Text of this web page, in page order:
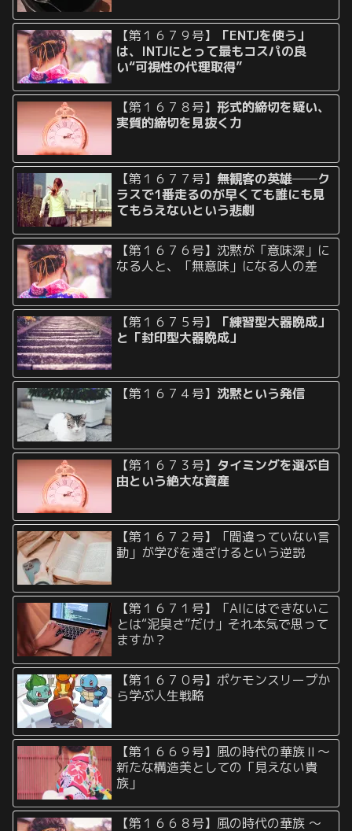
【第１６７９号】
「ENTJを使う」
は、INTJにとって最もコスパの良
い“可視性の代理取得”
【第１６７８号】形式的締切を疑い、
実質的締切を見抜く力
【第１６７７号】 無観客の英雄──ク
ラスで1番走るのが早くても誰にも見
てもらえないという悲劇
【第１６７６号】沈黙が「意味深」に
なる人と、「無意味」になる人の差
【第１６７５号】
「練習型大器晩成」
と「封印型大器晩成」
【第１６７４号】 沈黙という発信
【第１６７３号】 タイミングを選ぶ自
由という絶大な資産
【第１６７２号】「間違っていない言
動」が学びを遠ざけるという逆説
【第１６７１号】「AIにはできないこ
とは“泥臭さ”だけ」それ本気で思って
ますか？
【第１６７０号】ポケモンスリープか
ら学ぶ人生戦略
【第１６６９号】風の時代の華族Ⅱ〜
新たな構造美としての「見えない貴
族」
【第１６６８号】風の時代の華族 〜